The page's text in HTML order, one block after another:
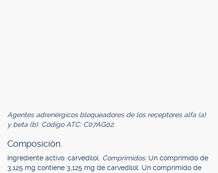
Agentes adrenérgicos bloqueadores de los receptores alfa (a)
y beta (b). Código ATC: C07AG02.
Composición.
Ingrediente activo: carvedilol. Comprimidos: Un comprimido de
3,125 mg contiene 3,125 mg de carvedilol. Un comprimido de